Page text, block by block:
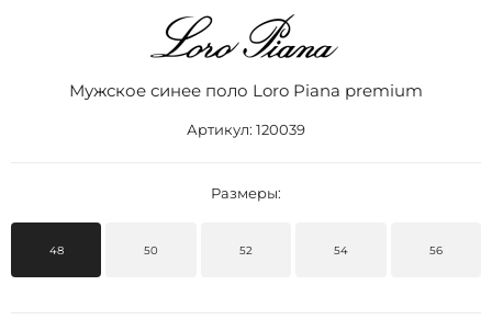
Мужское синее поло Loro Piana premium
Артикул: 120039
Размеры:
48 50 52 54 56